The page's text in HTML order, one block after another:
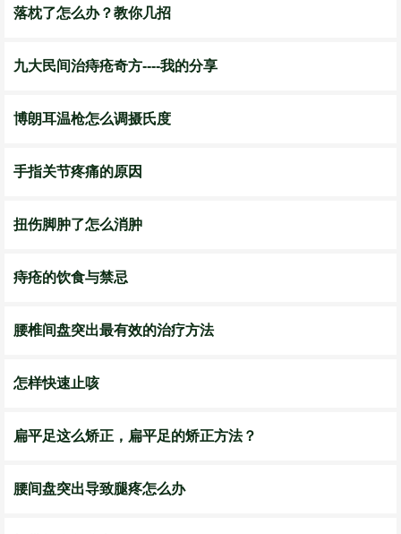
落枕了怎么办？教你几招
九大民间治痔疮奇方----我的分享
博朗耳温枪怎么调摄氏度
手指关节疼痛的原因
扭伤脚肿了怎么消肿
痔疮的饮食与禁忌
腰椎间盘突出最有效的治疗方法
怎样快速止咳
扁平足这么矫正，扁平足的矫正方法？
腰间盘突出导致腿疼怎么办